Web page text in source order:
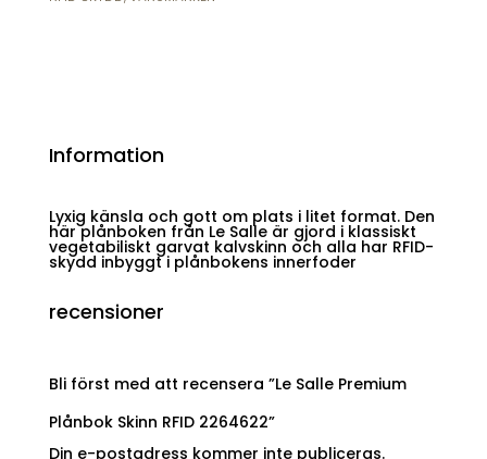
Information
Lyxig känsla och gott om plats i litet format. Den
här plånboken från Le Salle är gjord i klassiskt
vegetabiliskt garvat kalvskinn och alla har RFID-
skydd inbyggt i plånbokens innerfoder
recensioner
Bli först med att recensera ”Le Salle Premium
Plånbok Skinn RFID 2264622”
Din e-postadress kommer inte publiceras.